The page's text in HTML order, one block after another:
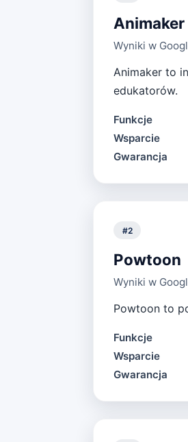
Animaker
Wyniki w
Animaker to
edukatorów.
Funkcje
Wsparcie
Gwarancja
#2
Powtoon
Wyniki w
Powtoon to
Funkcje
Wsparcie
Gwarancja